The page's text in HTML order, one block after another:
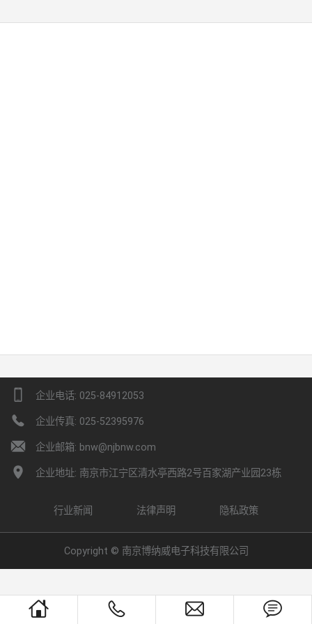
企业电话: 025-84912053
phone_fill 企业传真: 025-52395976
envelope_fill 企业邮箱: bnw@njbnw.com
placemark_fill 企业地址: 南京市江宁区清水亭西路2号百家湖产业园23栋
行业新闻 法律声明 隐私政策
Copyright © 南京博纳威电子科技有限公司
house phone envelope chat_bubble_text